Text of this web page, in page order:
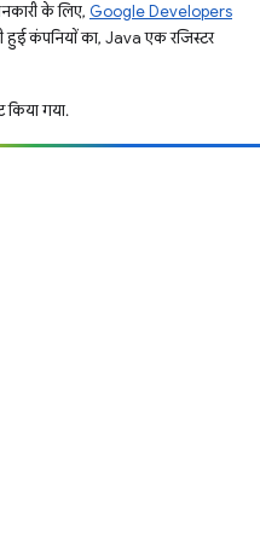
के लिए, Google Developers
कंपनियों का, Java एक रजिस्टर
गया.